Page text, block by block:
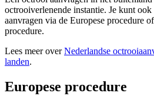
octrooiverlenende instantie. Je kunt
aanvragen via de Europese procedure
procedure.
Lees meer overNederlandse
landen.
Europese procedure